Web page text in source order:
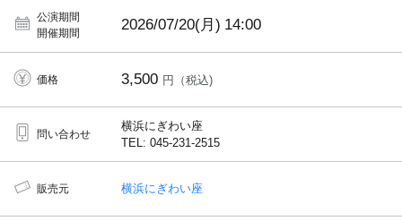
公演期間
開催期間
2026/07/20(月) 14:00
価格 3,500 円（税込)
問い合わせ
横浜にぎわい座
TEL: 045-231-2515
販売元 横浜にぎわい座